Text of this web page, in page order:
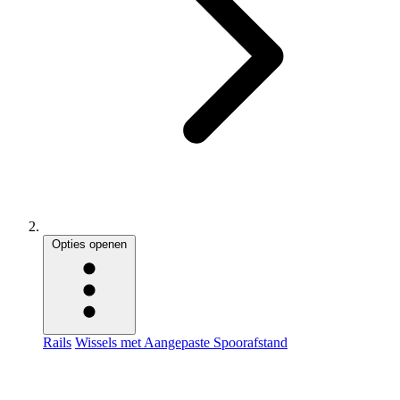
Opties openen
Rails Wissels met Aangepaste Spoorafstand